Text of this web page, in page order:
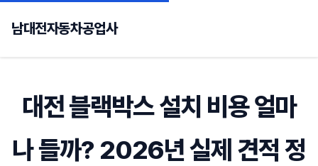
남대전자동차공업사
대전 블랙박스 설치 비용 얼마
나 들까? 2026년 실제 견적 정